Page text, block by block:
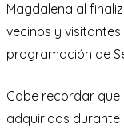
Magdalena al
vecinos y
programación de
Cabe recordar
adquiridas durante